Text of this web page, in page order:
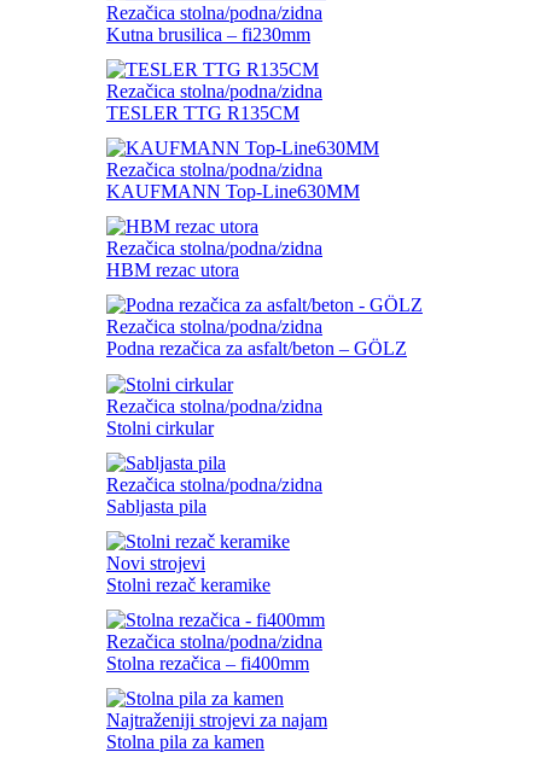
Rezačica stolna/podna/zidna
Kutna brusilica – fi230mm
Rezačica stolna/podna/zidna
TESLER TTG R135CM
Rezačica stolna/podna/zidna
KAUFMANN Top-Line630MM
Rezačica stolna/podna/zidna
HBM rezac utora
Rezačica stolna/podna/zidna
Podna rezačica za asfalt/beton – GÖLZ
Rezačica stolna/podna/zidna
Stolni cirkular
Rezačica stolna/podna/zidna
Sabljasta pila
Novi strojevi
Stolni rezač keramike
Rezačica stolna/podna/zidna
Stolna rezačica – fi400mm
Najtraženiji strojevi za najam
Stolna pila za kamen